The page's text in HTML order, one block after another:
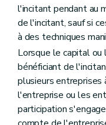
l'incitant pendant au
de l'incitant, sauf si
à des techniques
Lorsque le capital
bénéficiant de
plusieurs entreprises
l'entreprise ou les
participation